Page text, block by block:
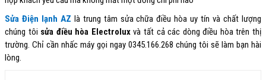
Sửa Điện lạnh AZ là trung tâm sửa chữa điều hòa uy tín và chất lượng
chúng tôi sửa điều hòa Electroluxvà tất cả các dòng điều hòa trên thị
trường. Chỉ cần nhấc máy gọi ngay 0345.166.268 chúng tôi sẽ làm bạn hài
lòng.